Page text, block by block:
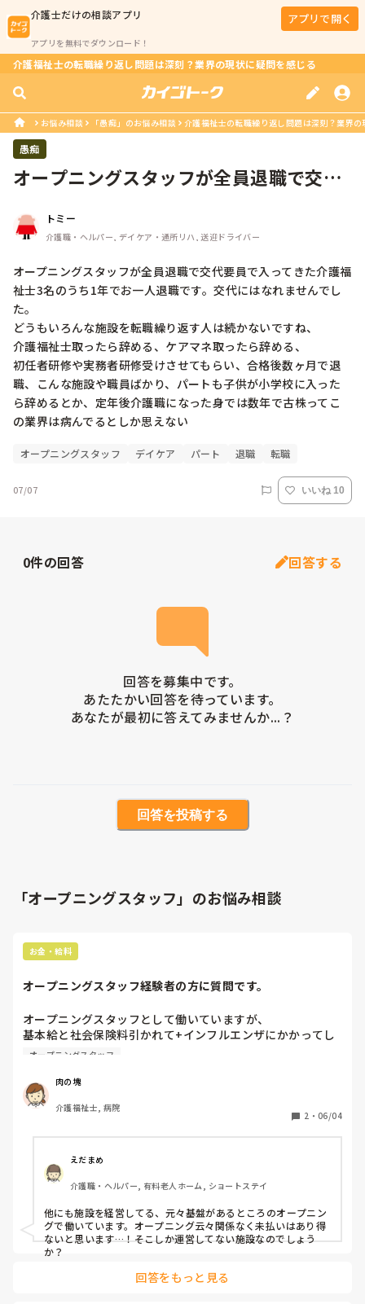
介護士だけの相談アプリ
アプリを無料でダウンロード！
アプリで開く
介護福祉士の転職繰り返し問題は深刻？業界の現状に疑問を感じる
お悩み相談 「愚痴」のお悩み相談 介護福祉士の転職繰り返し問題は深刻？業界
愚痴
オープニングスタッフが全員退職で交代
トミー
介護職・ヘルパー, デイケア・通所リハ, 送迎ドライバー
オープニングスタッフが全員退職で交代要員で入ってきた介護福
祉士3名のうち1年でお一人退職です。交代にはなれませんでし
た。
どうもいろんな施設を転職繰り返す人は続かないですね、
介護福祉士取ったら辞める、ケアマネ取ったら辞める、
初任者研修や実務者研修受けさせてもらい、合格後数ヶ月で退
職、こんな施設や職員ばかり、パートも子供が小学校に入った
ら辞めるとか、定年後介護職になった身では数年で古株ってこ
の業界は病んでるとしか思えない
オープニングスタッフ デイケア パート 退職 転職
07/07 いいね 10
0件の回答 回答する
回答を募集中です。
あたたかい回答を待っています。
あなたが最初に答えてみませんか...？
回答を投稿する
「オープニングスタッフ」のお悩み相談
お金・給料
オープニングスタッフ経験者の方に質問です。
オープニングスタッフとして働いていますが、
基本給と社会保険料引かれて+インフルエンザにかかってし
まい欠勤を4日してしまいましたが欠勤分は引かれて夜勤手
ありますか？
オープニングスタッフ
肉の塊
介護福祉士, 病院
2 ・ 06/04
えだまめ
介護職・ヘルパー, 有料老人ホーム, ショートステイ
他にも施設を経営してる、元々基盤があるところのオープニン
グで働いています。オープニング云々関係なく未払いはあり得
ないと思います…！そこしか運営してない施設なのでしょう
か？
回答をもっと見る